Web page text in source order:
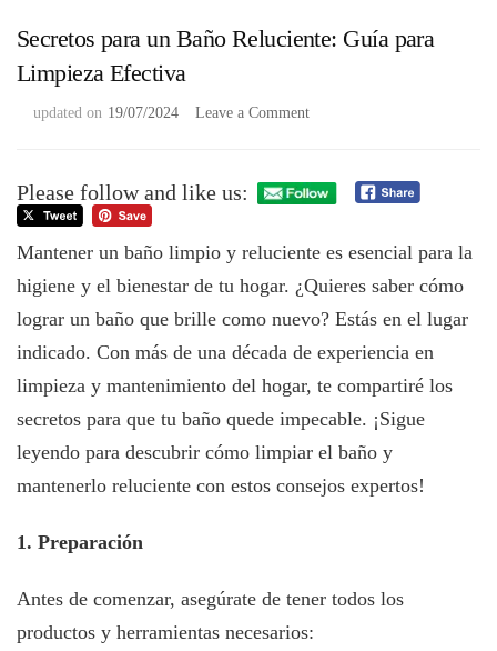
Secretos para un Baño Reluciente: Guía para
Limpieza Efectiva
updated on 19/07/2024 Leave a Commenton
un
Baño
Guía
para
Limpieza
Efectiva
Please follow and like us:
Mantener un baño limpio y reluciente es esencial para la
higiene y el bienestar de tu hogar. ¿Quieres saber cómo
lograr un baño que brille como nuevo? Estás en el lugar
indicado. Con más de una década de experiencia en
limpieza y mantenimiento del hogar, te compartiré los
secretos para que tu baño quede impecable. ¡Sigue
leyendo para descubrir cómo limpiar el baño y
mantenerlo reluciente con estos consejos expertos!
1. Preparación
Antes de comenzar, asegúrate de tener todos los
productos y herramientas necesarios: